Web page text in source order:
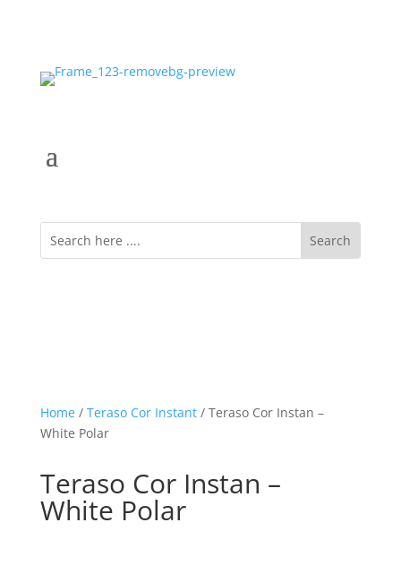
Home/ Teraso Cor Instant/ Teraso Cor Instan –
White Polar
Teraso Cor Instan –
White Polar